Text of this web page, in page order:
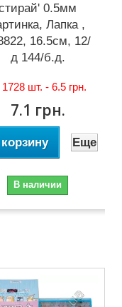
0.5мм
Лапка ,
16.5см, 12/
д 144/б.д.
1728 шт. -6.5 грн.
7.1 грн.
Еще
В наличии